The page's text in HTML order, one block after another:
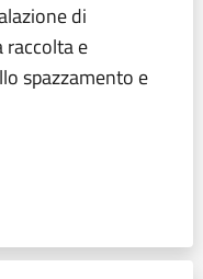
di
raccolta e
spazzamento e